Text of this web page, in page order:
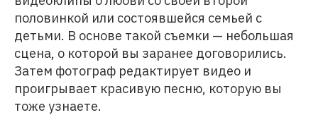
половинкой или состоявшейся семьей с
детьми. В основе такой съемки — небольшая
сцена, о которой вы заранее договорились.
Затем фотограф редактирует видео и
проигрывает красивую песню, которую вы
тоже узнаете.